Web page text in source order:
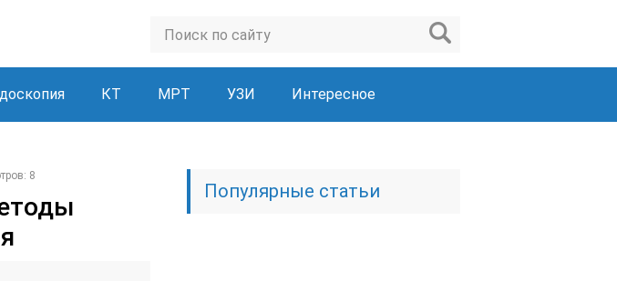
КТ МРТ УЗИ Интересное
8
Популярные статьи